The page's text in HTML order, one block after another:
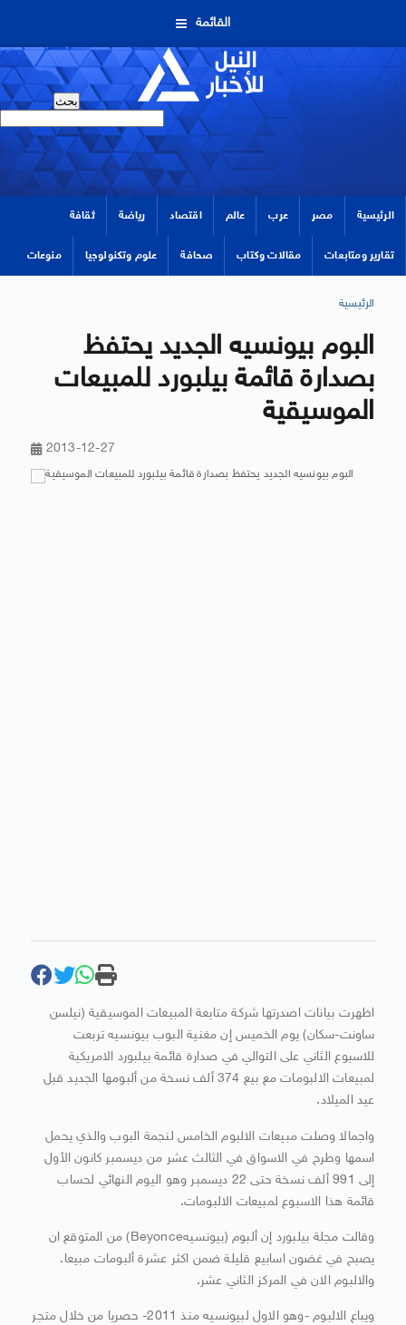
القائمة
الرئيسية مصر عرب عالم اقتصاد رياضة ثقافة
تقارير ومتابعات مقالات وكتاب صحافة علوم وتكنولوجيا منوعات
الرئيسية
البوم بيونسيه الجديد يحتفظ
بصدارة قائمة بيلبورد للمبيعات
الموسيقية
2013-12-27
اظهرت بيانات اصدرتها شركة متابعة المبيعات الموسيقية (نيلسن
ساونت-سكان) يوم الخميس إن مغنية البوب بيونسيه تربعت
للاسبوع الثاني على التوالي في صدارة قائمة بيلبورد الامريكية
لمبيعات الالبومات مع بيع 374 ألف نسخة من ألبومها الجديد قبل
عيد الميلاد.
واجمالا وصلت مبيعات الالبوم الخامس لنجمة البوب والذي يحمل
اسمها وطرح في الاسواق في الثالث عشر من ديسمبر كانون الأول
إلى 991 ألف نسخة حتى 22 ديسمبر وهو اليوم النهائي لحساب
قائمة هذا الاسبوع لمبيعات الالبومات.
وقالت مجلة بيلبورد إن ألبوم (بيونسيهBeyonce) من المتوقع ان
يصبح في غضون اسابيع قليلة ضمن اكثر عشرة ألبومات مبيعا.
والالبوم الان في المركز الثاني عشر.
ويباع الالبوم -وهو الاول لبيونسيه منذ 2011- حصريا من خلال متجر